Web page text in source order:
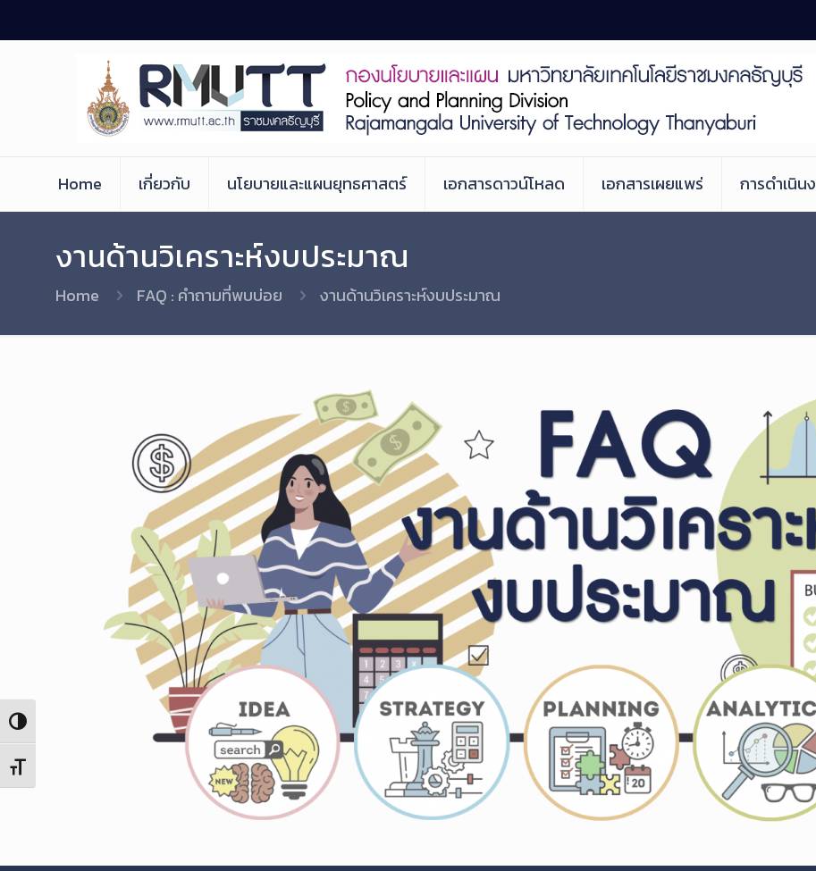
to
Toggle High Contrast
Toggle Font size
Home เกี่ยวกับ นโยบายและแผนยุทธศาสตร์ เอกสารดาวน์โหลด เอกสารเผยแพร่ การดำเนิน
งานด้านวิเคราะห์งบประมาณ
Home FAQ : คำถามที่พบบ่อย งานด้านวิเคราะห์งบประมาณ